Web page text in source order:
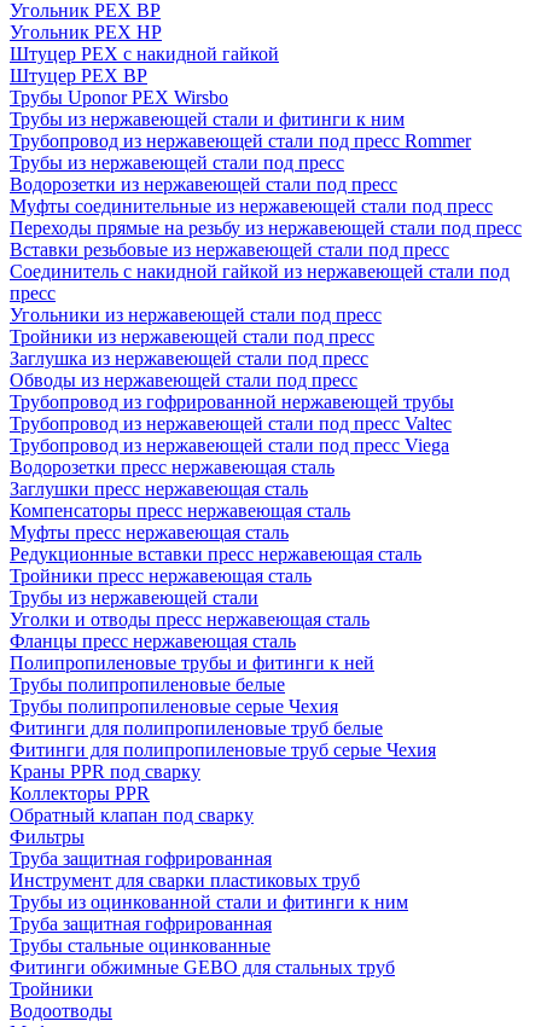
Угольник PEX ВР
Угольник PEX НР
Штуцер PEX c накидной гайкой
Штуцер PEX ВР
Трубы Uponor PEX Wirsbo
Трубы из нержавеющей стали и фитинги к ним
Трубопровод из нержавеющей стали под пресс Rommer
Трубы из нержавеющей стали под пресс
Водорозетки из нержавеющей стали под пресс
Муфты соединительные из нержавеющей стали под пресс
Переходы прямые на резьбу из нержавеющей стали под пресс
Вставки резьбовые из нержавеющей стали под пресс
Соединитель с накидной гайкой из нержавеющей стали под
пресс
Угольники из нержавеющей стали под пресс
Тройники из нержавеющей стали под пресс
Заглушка из нержавеющей стали под пресс
Обводы из нержавеющей стали под пресс
Трубопровод из гофрированной нержавеющей трубы
Трубопровод из нержавеющей стали под пресс Valtec
Трубопровод из нержавеющей стали под пресс Viega
Водорозетки пресс нержавеющая сталь
Заглушки пресс нержавеющая сталь
Компенсаторы пресс нержавеющая сталь
Муфты пресс нержавеющая сталь
Редукционные вставки пресс нержавеющая сталь
Тройники пресс нержавеющая сталь
Трубы из нержавеющей стали
Уголки и отводы пресс нержавеющая сталь
Фланцы пресс нержавеющая сталь
Полипропиленовые трубы и фитинги к ней
Трубы полипропиленовые белые
Трубы полипропиленовые серые Чехия
Фитинги для полипропиленовые труб белые
Фитинги для полипропиленовые труб серые Чехия
Краны PPR под сварку
Коллекторы PPR
Обратный клапан под сварку
Фильтры
Труба защитная гофрированная
Инструмент для сварки пластиковых труб
Трубы из оцинкованной стали и фитинги к ним
Труба защитная гофрированная
Трубы стальные оцинкованные
Фитинги обжимные GEBO для стальных труб
Тройники
Водоотводы